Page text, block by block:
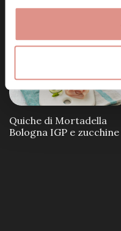
Quiche di Mortadella
Bologna IGP e zucchine